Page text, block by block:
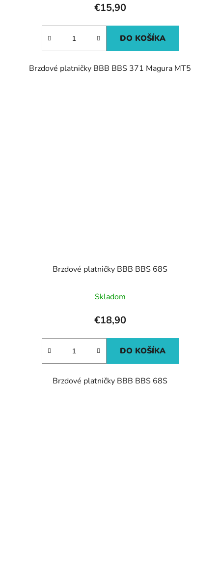
€15,90
DO KOŠÍKA
Brzdové platničky BBB BBS 371 Magura MT5
Brzdové platničky BBB BBS 68S
Skladom
€18,90
DO KOŠÍKA
Brzdové platničky BBB BBS 68S